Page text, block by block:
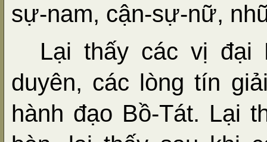
sự-nam, cận-sự-nữ,
Lại thấy các vị đại
duyên, các lòng tín
hành đạo Bồ-Tát. Lại